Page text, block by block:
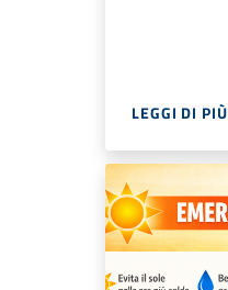
LEGGI DI PIÙ